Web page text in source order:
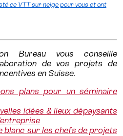
ce VTT sur neige pour vous et ont
Bureau vous conseille
de vos projets de
en Suisse.
plans pour un séminaire
idées & lieux dépaysants
blanc sur les chefs de projets